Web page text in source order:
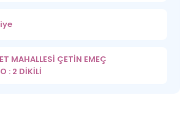
MAHALLESİ ÇETİN EMEÇ
: 2 DİKİLİ